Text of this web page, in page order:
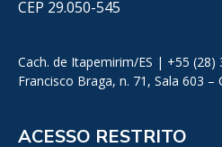
CEP 29.050-545
Cach. de Itapemirim/ES | +55 (28)
Francisco Braga, n. 71, Sala 603 –
ACESSO RESTRITO